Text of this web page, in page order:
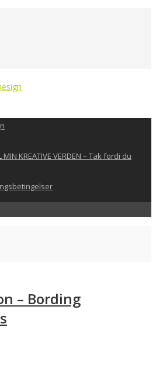
MIN KREATIVE VERDEN – Tak fordi du
– Bording